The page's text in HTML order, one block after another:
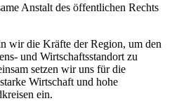
Anstalt des öffentlichen Rechts
wir die Kräfte der Region, um den
und Wirtschaftsstandort zu
setzen wir uns für die
Wirtschaft und hohe
ein.